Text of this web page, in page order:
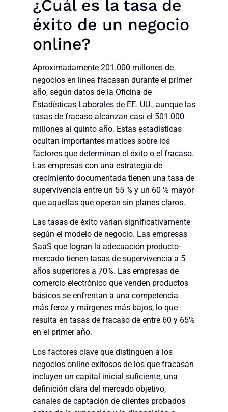
¿Cuál es la tasa de
éxito de un negocio
online?
Aproximadamente 201.000 millones de
negocios en línea fracasan durante el primer
año, según datos de la Oficina de
Estadísticas Laborales de EE. UU., aunque las
tasas de fracaso alcanzan casi el 501.000
millones al quinto año. Estas estadísticas
ocultan importantes matices sobre los
factores que determinan el éxito o el fracaso.
Las empresas con una estrategia de
crecimiento documentada tienen una tasa de
supervivencia entre un 55 % y un 60 % mayor
que aquellas que operan sin planes claros.
Las tasas de éxito varían significativamente
según el modelo de negocio. Las empresas
SaaS que logran la adecuación producto-
mercado tienen tasas de supervivencia a 5
años superiores a 70%. Las empresas de
comercio electrónico que venden productos
básicos se enfrentan a una competencia
más feroz y márgenes más bajos, lo que
resulta en tasas de fracaso de entre 60 y 65%
en el primer año.
Los factores clave que distinguen a los
negocios online exitosos de los que fracasan
incluyen un capital inicial suficiente, una
definición clara del mercado objetivo,
canales de captación de clientes probados